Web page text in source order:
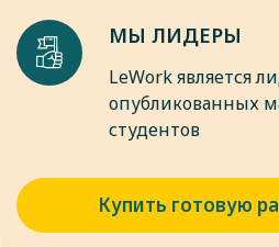
МЫ ЛИДЕРЫ
LeWork является
опубликованных
студентов
Купить готовую